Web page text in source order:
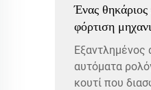
Ένας
φόρτιση
Εξαντλημένος
αυτόματα
κουτί που